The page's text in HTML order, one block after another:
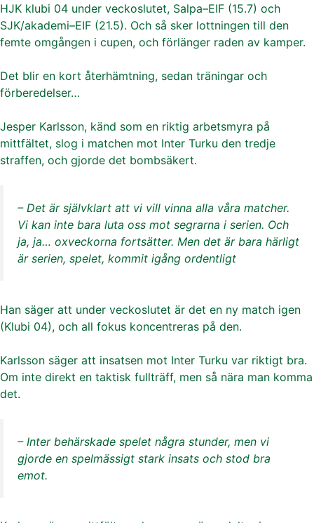
HJK klubi 04 under veckoslutet, Salpa–EIF (15.7) och
SJK/akademi–EIF (21.5). Och så sker lottningen till den
femte omgången i cupen, och förlänger raden av kamper.
Det blir en kort återhämtning, sedan träningar och
förberedelser…
Jesper Karlsson, känd som en riktig arbetsmyra på
mittfältet, slog i matchen mot Inter Turku den tredje
straffen, och gjorde det bombsäkert.
– Det är självklart att vi vill vinna alla våra matcher.
Vi kan inte bara luta oss mot segrarna i serien. Och
ja, ja… oxveckorna fortsätter. Men det är bara härligt
är serien, spelet, kommit igång ordentligt
Han säger att under veckoslutet är det en ny match igen
(Klubi 04), och all fokus koncentreras på den.
Karlsson säger att insatsen mot Inter Turku var riktigt bra.
Om inte direkt en taktisk fullträff, men så nära man komma
det.
– Inter behärskade spelet några stunder, men vi
gjorde en spelmässigt stark insats och stod bra
emot.